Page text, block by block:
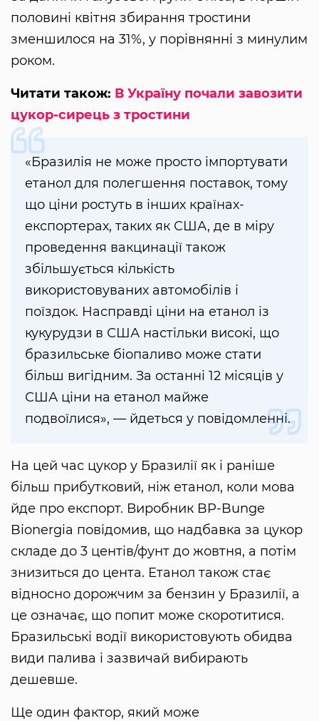
половині квітня збирання тростини
зменшилося на 31%, у порівнянні з минулим
роком.
Читати також: В Україну почали завозити
цукор-сирець з тростини
«Бразилія не може просто імпортувати
етанол для полегшення поставок, тому
що ціни ростуть в інших країнах-
експортерах, таких як США, де в міру
проведення вакцинації також
збільшується кількість
використовуваних автомобілів і
поїздок. Насправді ціни на етанол із
кукурудзи в США настільки високі, що
бразильське біопаливо може стати
більш вигідним. За останні 12 місяців у
США ціни на етанол майже
подвоїлися», — йдеться у повідомленні.
На цей час цукор у Бразилії як і раніше
більш прибутковий, ніж етанол, коли мова
йде про експорт. Виробник BP-Bunge
Bionergia повідомив, що надбавка за цукор
складе до 3 центів/фунт до жовтня, а потім
знизиться до цента. Етанол також стає
відносно дорожчим за бензин у Бразилії, а
це означає, що попит може скоротитися.
Бразильські водії використовують обидва
види палива і зазвичай вибирають
дешевше.
Ще один фактор, який може